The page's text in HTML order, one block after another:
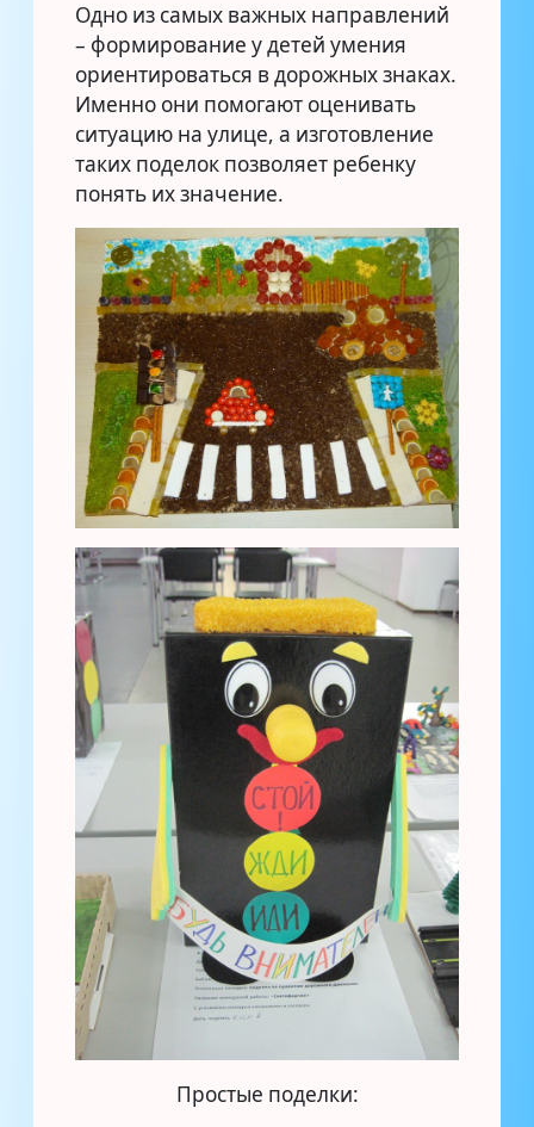
Одно из самых важных направлений
– формирование у детей умения
ориентироваться в дорожных знаках.
Именно они помогают оценивать
ситуацию на улице, а изготовление
таких поделок позволяет ребенку
понять их значение.
Простые поделки: